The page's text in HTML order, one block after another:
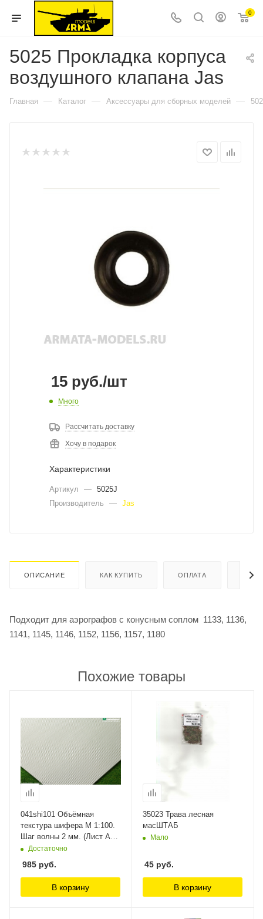
0
5025 Прокладка корпуса
воздушного клапана Jas
Главная — Каталог — Аксессуары для сборных моделей —
15 руб./шт
Много
Рассчитать доставку
Хочу в подарок
Характеристики
Артикул — 5025J
Производитель
— Jas
ОПИСАНИЕ КАК КУПИТЬ ОПЛАТА
Подходит для аэрографов с конусным соплом 1133, 1136,
1141, 1145, 1146, 1152, 1156, 1157, 1180
Похожие товары
041shi101 Объёмная
текстура шифера М 1:100.
Шаг волны 2 мм. (Лист А3-
28см.х38см.) Morrison
Достаточно
985 руб.
В корзину
35023 Трава лесная
масШТАБ
Мало
45 руб.
В корзину